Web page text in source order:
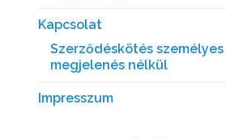
Kapcsolat
Szerződéskötés személyes
megjelenés nélkül
Impresszum